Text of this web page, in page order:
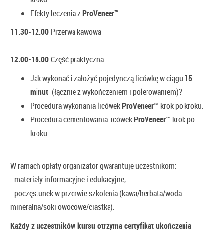
Efekty leczenia zProVeneer™.
11.30-12.00 Przerwa kawowa
12.00-15.00Część praktyczna
Jak wykonać i założyć pojedynczą licówkę w ciągu 15
minut (łącznie z wykończeniem i polerowaniem)?
Procedura wykonania licówekProVeneer™ krok po kroku.
Procedura cementowania licówekProVeneer™ krok po
kroku.
W ramach opłaty organizator gwarantuje uczestnikom:
- materiały informacyjne i edukacyjne,
- poczęstunek w przerwie szkolenia (kawa/herbata/woda
mineralna/soki owocowe/ciastka).
Każdy z uczestników kursu otrzyma certyfikat ukończenia